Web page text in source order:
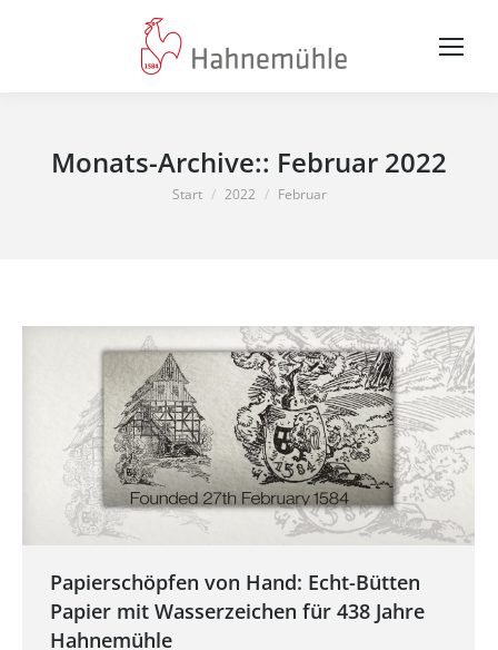
Monats-Archive:: Februar 2022
Sie befinden sich hier:
Start 2022 Februar
Papierschöpfen von Hand: Echt-Bütten
Papier mit Wasserzeichen für 438 Jahre
Hahnemühle